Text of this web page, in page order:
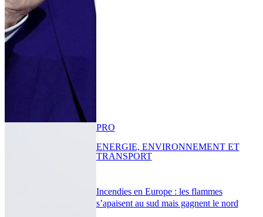
Incendies en Europe : les flammes
s’apaisent au sud mais gagnent le nord
PRO
ENERGIE, ENVIRONNEMENT ET
TRANSPORT